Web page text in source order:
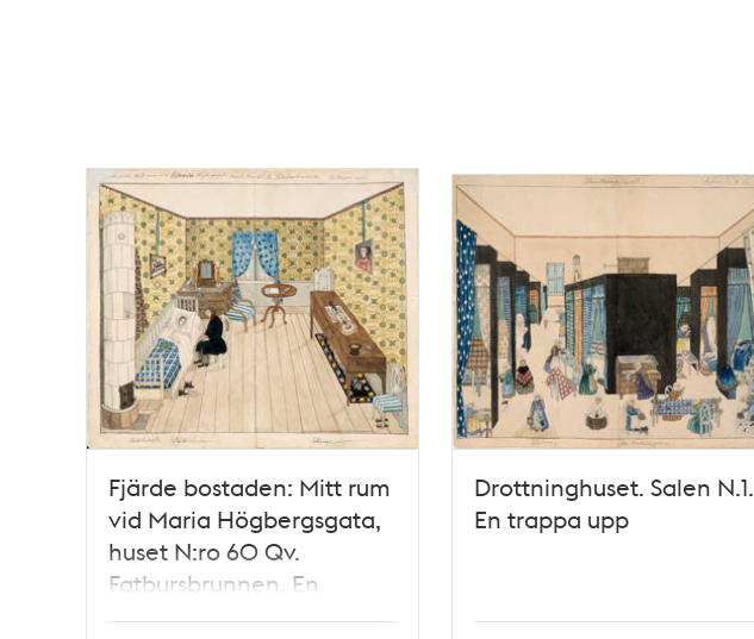
Fjärde bostaden: Mitt rum
vid Maria Högbergsgata,
huset N:ro 60 Qv.
Fatbursbrunnen. En
trappa upp. Personer:
Drottninghuset. Salen N.1.
En trappa upp